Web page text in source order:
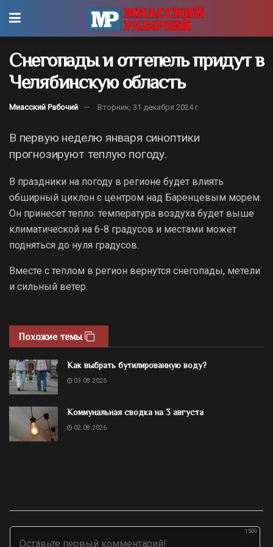
Снегопады и оттепель придут в
Челябинскую область
Миасский Рабочий Вторник, 31 декабря 2024 г.
В первую неделю января синоптики
прогнозируют теплую погоду.
В праздники на погоду в регионе будет влиять
обширный циклон с центром над Баренцевым морем.
Он принесет тепло: температура воздуха будет выше
климатической на 6-8 градусов и местами может
подняться до нуля градусов.
Вместе с теплом в регион вернутся снегопады, метели
и сильный ветер.
Похожие темы
Как выбрать бутилированную воду?
03.08.2026
Коммунальная сводка на 3 августа
02.08.2026
1500